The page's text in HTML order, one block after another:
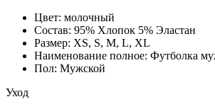
Цвет: молочный
Состав: 95% Хлопок 5% Эластан
Размер: XS, S, M, L, XL
Наименование полное: Футболка
Пол: Мужской
Уход